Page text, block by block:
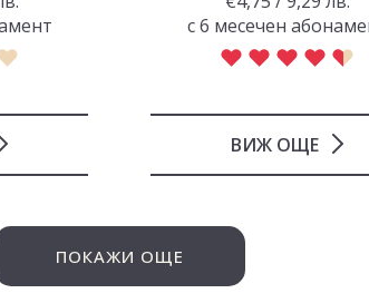
ВИЖ ОЩЕ
с 6 месечен
ПОКАЖИ ОЩЕ